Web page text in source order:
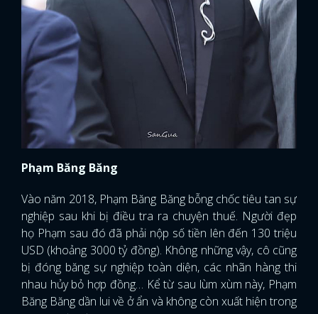
x
ĐĂNG NHẬP
Phạm Băng Băng
Vào năm 2018, Phạm Băng Băng bỗng chốc tiêu tan sự
nghiệp sau khi bị điều tra ra chuyện thuế. Người đẹp
họ Phạm sau đó đã phải nộp số tiền lên đến 130 triệu
USD (khoảng 3000 tỷ đồng). Không những vậy, cô cũng
bị đóng băng sự nghiệp toàn diện, các nhãn hàng thi
nhau hủy bỏ hợp đồng… Kể từ sau lùm xùm này, Phạm
Băng Băng dần lui về ở ẩn và không còn xuất hiện trong